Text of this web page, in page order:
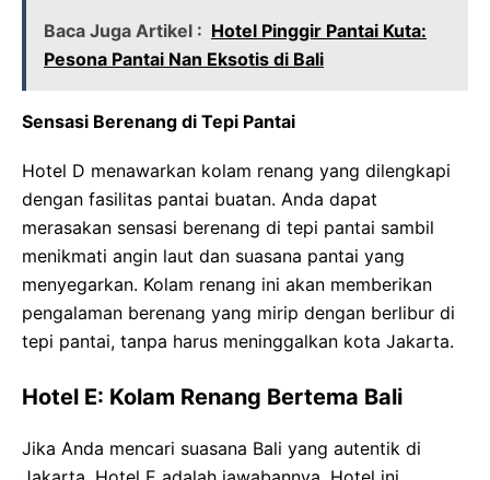
Baca Juga Artikel : Hotel Pinggir Pantai Kuta:
Pesona Pantai Nan Eksotis di Bali
Sensasi Berenang di Tepi Pantai
Hotel D menawarkan kolam renang yang dilengkapi
dengan fasilitas pantai buatan. Anda dapat
merasakan sensasi berenang di tepi pantai sambil
menikmati angin laut dan suasana pantai yang
menyegarkan. Kolam renang ini akan memberikan
pengalaman berenang yang mirip dengan berlibur di
tepi pantai, tanpa harus meninggalkan kota Jakarta.
Hotel E: Kolam Renang Bertema Bali
Jika Anda mencari suasana Bali yang autentik di